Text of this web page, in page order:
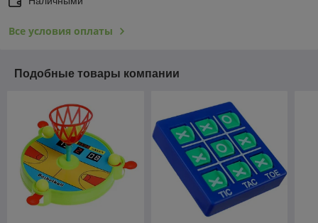
Все условия оплаты
Подобные товары компании